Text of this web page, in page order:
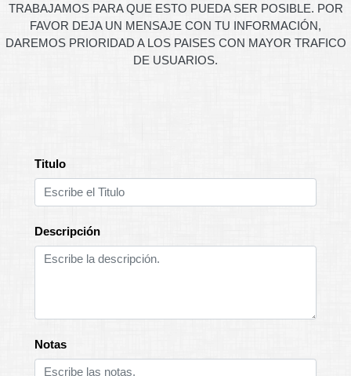
TRABAJAMOS PARA QUE ESTO PUEDA SER POSIBLE. POR
FAVOR DEJA UN MENSAJE CON TU INFORMACIÓN,
DAREMOS PRIORIDAD A LOS PAISES CON MAYOR TRAFICO
DE USUARIOS.
Titulo
Descripción
Notas